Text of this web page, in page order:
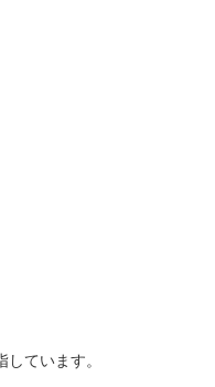
しています。